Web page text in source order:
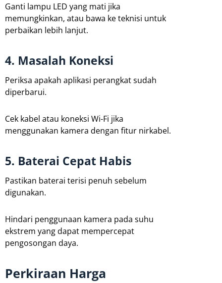
Ganti lampu LED yang mati jika
memungkinkan, atau bawa ke teknisi untuk
perbaikan lebih lanjut.
4. Masalah Koneksi
Periksa apakah aplikasi perangkat sudah
diperbarui.
Cek kabel atau koneksi Wi-Fi jika
menggunakan kamera dengan fitur nirkabel.
5. Baterai Cepat Habis
Pastikan baterai terisi penuh sebelum
digunakan.
Hindari penggunaan kamera pada suhu
ekstrem yang dapat mempercepat
pengosongan daya.
Perkiraan Harga